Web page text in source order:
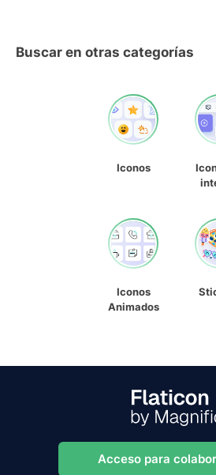
Buscar en otras categorías
Iconos
Iconos
Animados
Acceso para